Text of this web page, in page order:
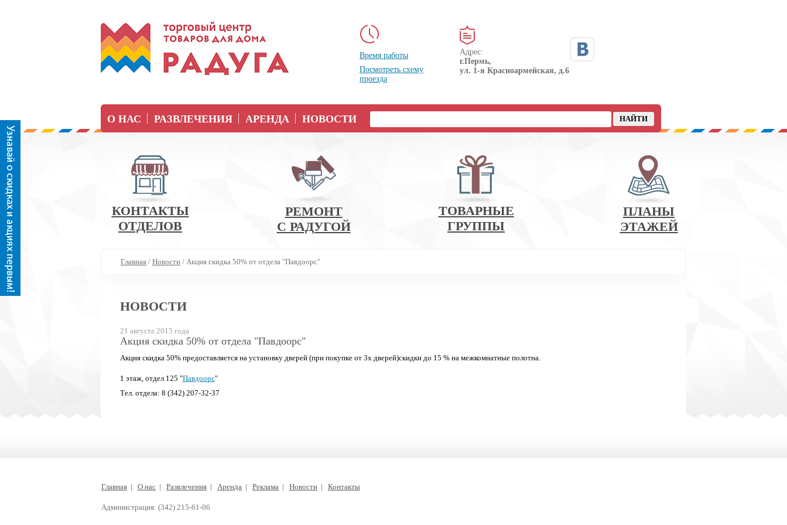
Время работы
Посмотреть схему
проезда
Адрес:
г.Пермь,
ул. 1-я Красноармейская, д.6
О НАС РАЗВЛЕЧЕНИЯ АРЕНДА НОВОСТИ
КОНТАКТЫ
ОТДЕЛОВ
РЕМОНТ
С РАДУГОЙ
ТОВАРНЫЕ
ГРУППЫ
ПЛАНЫ
ЭТАЖЕЙ
Главная / Новости / Акция скидка 50% от отдела "Павдоорс"
НОВОСТИ
21 августа 2015 года
Акция скидка 50% от отдела "Павдоорс"
Акция скидка 50% предоставляется на установку дверей (при покупке от 3х дверей)скидки до 15 % на межкомнатные полотна.
1 этаж, отдел 125 "Павдоорс"
Тел. отдела: 8 (342) 207-32-37
Администрация: (342) 215-61-06
Главная | О нас | Развлечения | Аренда | Реклама | Новости | Контакты